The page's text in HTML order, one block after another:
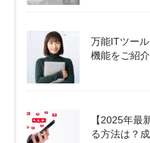
万能ITツー
機能をご紹
【2025年最
る方法は？